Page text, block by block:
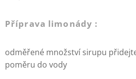
Příprava limonády :
odměřené množství sirupu
poměru do vody